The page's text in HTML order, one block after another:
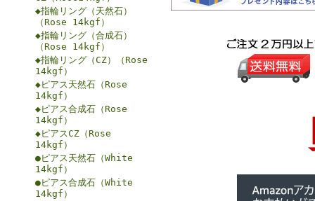
◆指輪リング（天然石）
（Rose 14kgf）
◆指輪リング（合成石）
（Rose 14kgf）
◆指輪リング（CZ）（Rose
14kgf）
◆ピアス天然石（Rose
14kgf）
◆ピアス合成石（Rose
14kgf）
◆ピアスCZ（Rose
14kgf）
●ピアス天然石（White
14kgf）
●ピアス合成石（White
14kgf）